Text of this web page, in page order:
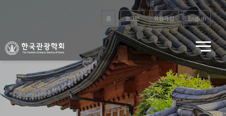
홈 로그인 회원가입 English